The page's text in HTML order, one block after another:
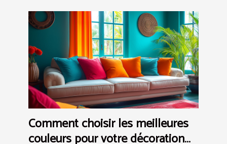
Comment choisir les meilleures
couleurs pour votre décoration